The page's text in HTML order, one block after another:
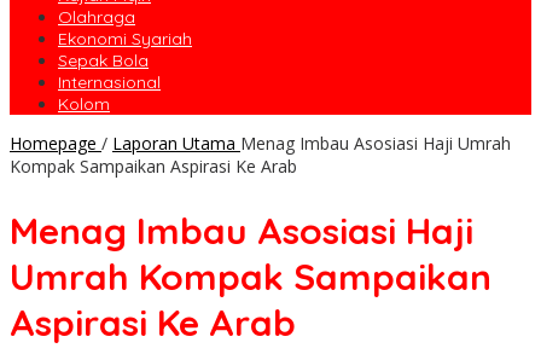
Olahraga
Ekonomi Syariah
Sepak Bola
Internasional
Kolom
Homepage / Laporan Utama Menag Imbau Asosiasi Haji Umrah
Kompak Sampaikan Aspirasi Ke Arab
Menag Imbau Asosiasi Haji
Umrah Kompak Sampaikan
Aspirasi Ke Arab